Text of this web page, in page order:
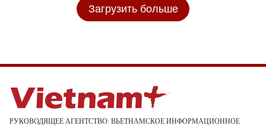
Загрузить больше
РУКОВОДЯЩЕЕ АГЕНТСТВО: ВЬЕТНАМСКОЕ ИНФОРМАЦИОННОЕ